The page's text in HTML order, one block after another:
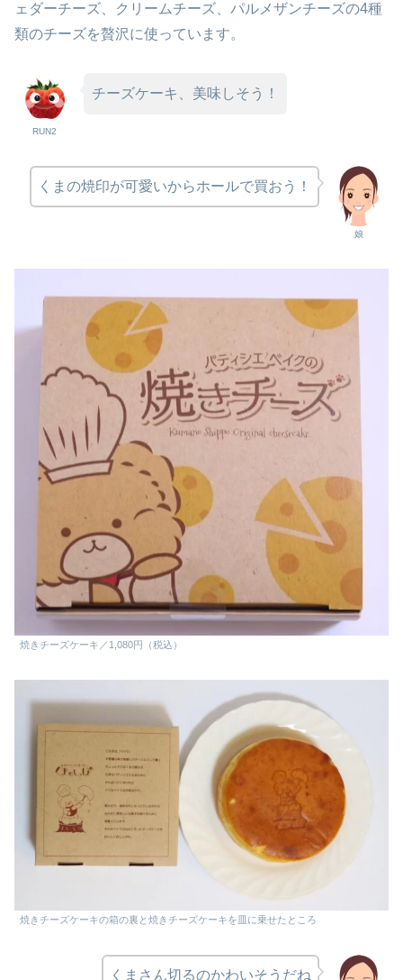
ェダーチーズ、クリームチーズ、パルメザンチーズの4種
類のチーズを贅沢に使っています。
RUN2
チーズケーキ、美味しそう！
娘
くまの焼印が可愛いからホールで買おう！
焼きチーズケーキ／1,080円（税込）
焼きチーズケーキの箱の裏と焼きチーズケーキを皿に乗せたところ
くまさん切るのかわいそうだね